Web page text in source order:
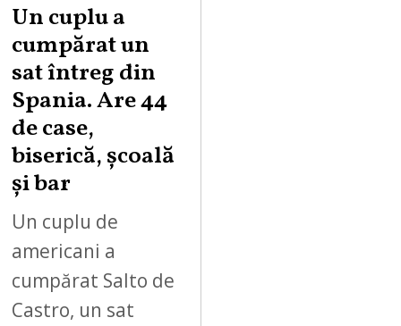
Un cuplu a
cumpărat un
sat întreg din
Spania. Are 44
de case,
biserică, școală
și bar
Un cuplu de
americani a
cumpărat Salto de
Castro, un sat